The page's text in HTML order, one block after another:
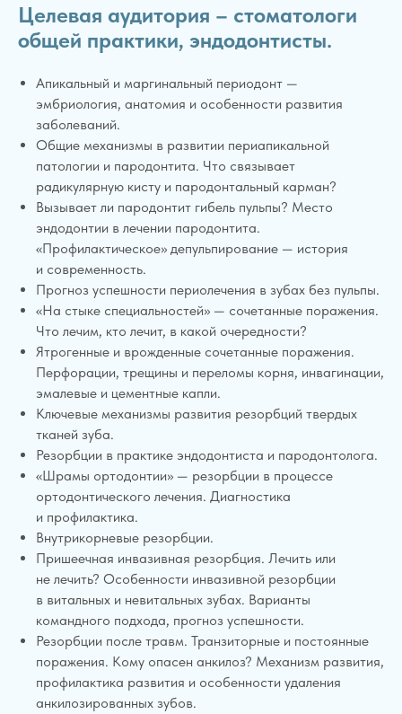
Целевая аудитория – стоматологи
общей практики, эндодонтисты.
Апикальный и маргинальный периодонт —
эмбриология, анатомия и особенности развития
заболеваний.
Общие механизмы в развитии периапикальной
патологии и пародонтита. Что связывает
радикулярную кисту и пародонтальный карман?
Вызывает ли пародонтит гибель пульпы? Место
эндодонтии в лечении пародонтита.
«Профилактическое» депульпирование — история
и современность.
Прогноз успешности периолечения в зубах без пульпы.
«На стыке специальностей» — сочетанные поражения.
Что лечим, кто лечит, в какой очередности?
Ятрогенные и врожденные сочетанные поражения.
Перфорации, трещины и переломы корня, инвагинации,
эмалевые и цементные капли.
Ключевые механизмы развития резорбций твердых
тканей зуба.
Резорбции в практике эндодонтиста и пародонтолога.
«Шрамы ортодонтии» — резорбции в процессе
ортодонтического лечения. Диагностика
и профилактика.
Внутрикорневые резорбции.
Пришеечная инвазивная резорбция. Лечить или
не лечить? Особенности инвазивной резорбции
в витальных и невитальных зубах. Варианты
командного подхода, прогноз успешности.
Резорбции после травм. Транзиторные и постоянные
поражения. Кому опасен анкилоз? Механизм развития,
профилактика развития и особенности удаления
анкилозированных зубов.